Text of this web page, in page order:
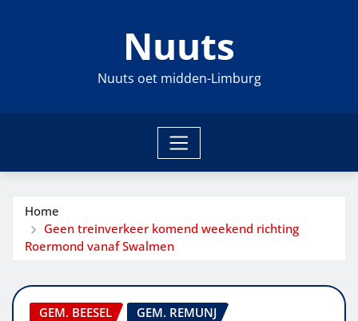
Nuuts
Nuuts oet midden-Limburg
Home
Geen treinverkeer komend weekend richting
Roermond vanaf Swalmen
GEM. BEESEL
GEM. REMUNJ